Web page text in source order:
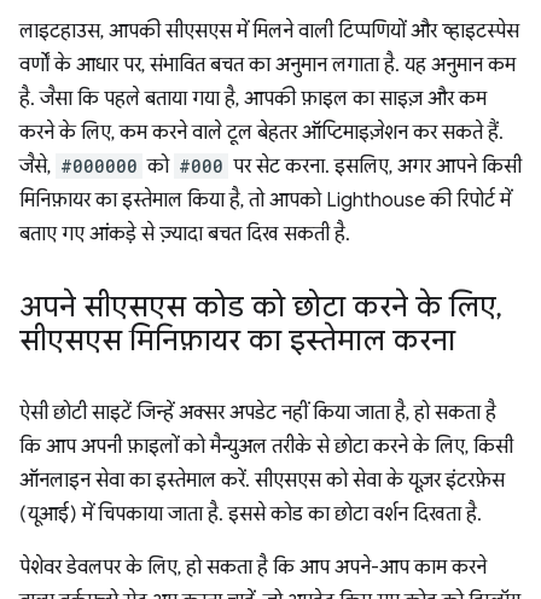
लाइटहाउस, आपकी सीएसएस में मिलने वाली टिप्पणियों और व्हाइटस्पेस
वर्णों के आधार पर, संभावित बचत का अनुमान लगाता है. यह अनुमान कम
है. जैसा कि पहले बताया गया है, आपकी फ़ाइल का साइज़ और कम
करने के लिए, कम करने वाले टूल बेहतर ऑप्टिमाइज़ेशन कर सकते हैं.
जैसे, #000000 को #000 पर सेट करना. इसलिए, अगर आपने किसी
मिनिफ़ायर का इस्तेमाल किया है, तो आपको Lighthouse की रिपोर्ट में
बताए गए आंकड़े से ज़्यादा बचत दिख सकती है.
अपने सीएसएस कोड को छोटा करने के लिए,
सीएसएस मिनिफ़ायर का इस्तेमाल करना
ऐसी छोटी साइटें जिन्हें अक्सर अपडेट नहीं किया जाता है, हो सकता है
कि आप अपनी फ़ाइलों को मैन्युअल तरीके से छोटा करने के लिए, किसी
ऑनलाइन सेवा का इस्तेमाल करें. सीएसएस को सेवा के यूज़र इंटरफ़ेस
(यूआई) में चिपकाया जाता है. इससे कोड का छोटा वर्शन दिखता है.
पेशेवर डेवलपर के लिए, हो सकता है कि आप अपने-आप काम करने